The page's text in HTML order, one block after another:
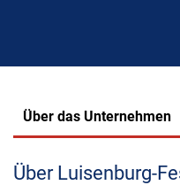
Über das Unternehmen
Über Luisenburg-